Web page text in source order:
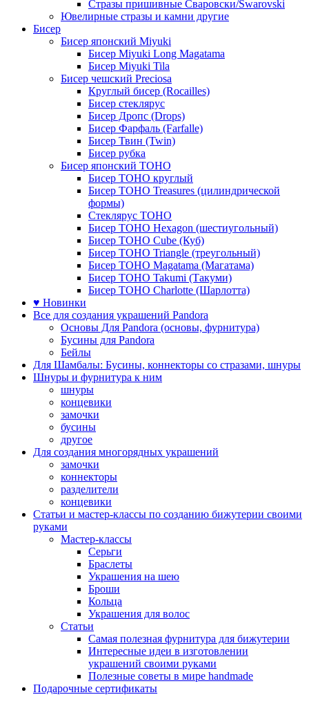
Стразы пришивные Сваровски/Swarovski
Ювелирные стразы и камни другие
Бисер
Бисер японский Miyuki
Бисер Miyuki Long Magatama
Бисер Miyuki Tila
Бисер чешский Preciosa
Круглый бисер (Rocailles)
Бисер стеклярус
Бисер Дропс (Drops)
Бисер Фарфаль (Farfalle)
Бисер Твин (Twin)
Бисер рубка
Бисер японский TOHO
Бисер TOHO круглый
Бисер TOHO Treasures (цилиндрической
формы)
Стеклярус TOHO
Бисер TOHO Hexagon (шестиугольный)
Бисер TOHO Cube (Куб)
Бисер TOHO Triangle (треугольный)
Бисер TOHO Magatama (Магатама)
Бисер TOHO Takumi (Такуми)
Бисер TOHO Charlotte (Шарлотта)
♥ Новинки
Все для создания украшений Pandora
Основы Для Pandora (основы, фурнитура)
Бусины для Pandora
Бейлы
Для Шамбалы: Бусины, коннекторы со стразами, шнуры
Шнуры и фурнитура к ним
шнуры
концевики
замочки
бусины
другое
Для создания многорядных украшений
замочки
коннекторы
разделители
концевики
Статьи и мастер-классы по созданию бижутерии своими
руками
Мастер-классы
Серьги
Браслеты
Украшения на шею
Броши
Кольца
Украшения для волос
Статьи
Самая полезная фурнитура для бижутерии
Интересные идеи в изготовлении
украшений своими руками
Полезные советы в мире handmade
Подарочные сертификаты